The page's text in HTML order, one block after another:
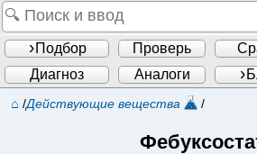
Подбор Проверь
Диагноз
Аналоги
⌂ /Действующие вещества /